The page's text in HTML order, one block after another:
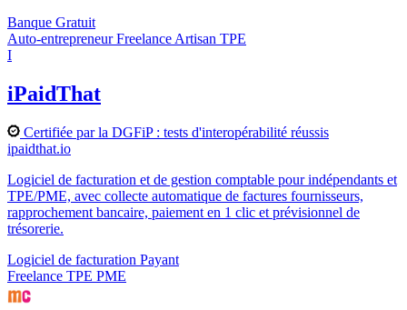
Banque Gratuit
Auto-entrepreneurFreelance Artisan TPE
I
iPaidThat
Certifiée par la DGFiP : tests d'interopérabilité réussis
ipaidthat.io
Logiciel de facturation et de gestion comptable pour indépendants et
TPE/PME, avec collecte automatique de factures fournisseurs,
rapprochement bancaire, paiement en 1 clic et prévisionnel de
trésorerie.
Logiciel de facturation Payant
Freelance TPE PME